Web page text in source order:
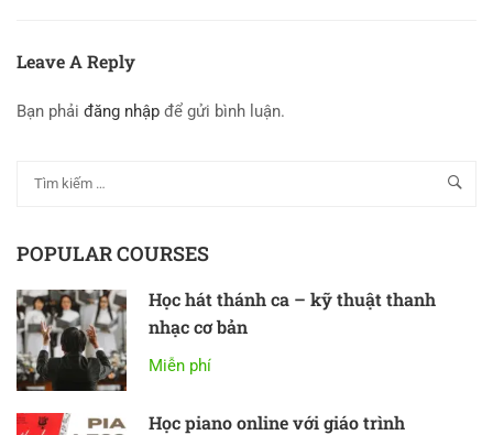
Leave A Reply
Bạn phải đăng nhập để gửi bình luận.
POPULAR COURSES
Học hát thánh ca – kỹ thuật thanh
nhạc cơ bản
Miễn phí
Học piano online với giáo trình